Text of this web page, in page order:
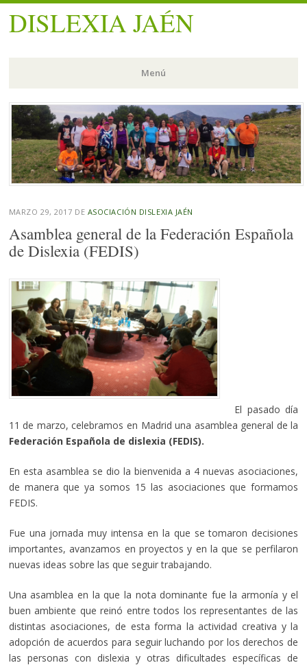
DISLEXIA JAÉN
Menú
Saltar
al
contenido.
MARZO 29, 2017 DE ASOCIACIÓN DISLEXIA JAÉN
Asamblea general de la Federación Española
de Dislexia (FEDIS)
El pasado día
11 de marzo, celebramos en Madrid una asamblea general de la
Federación Española de dislexia (FEDIS).
En esta asamblea se dio la bienvenida a 4 nuevas asociaciones,
de manera que ya somos 15 las asociaciones que formamos
FEDIS.
Fue una jornada muy intensa en la que se tomaron decisiones
importantes, avanzamos en proyectos y en la que se perfilaron
nuevas ideas sobre las que seguir trabajando.
Una asamblea en la que la nota dominante fue la armonía y el
buen ambiente que reinó entre todos los representantes de las
distintas asociaciones, de esta forma la actividad creativa y la
adopción de acuerdos para seguir luchando por los derechos de
las personas con dislexia y otras dificultades específicas de